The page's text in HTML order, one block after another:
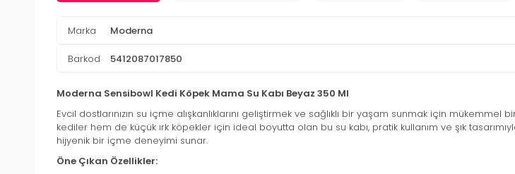
Marka Moderna
Barkod 5412087017850
Moderna Sensibowl Kedi Köpek Mama Su Kabı Beyaz 350 Ml
Evcil dostlarınızın su içme alışkanlıklarını geliştirmek ve sağlıklı bir yaşam sunmak için mükemmel
kediler hem de küçük ırk köpekler için ideal boyutta olan bu su kabı, pratik kullanım ve şık
hijyenik bir içme deneyimi sunar.
Öne Çıkan Özellikler: